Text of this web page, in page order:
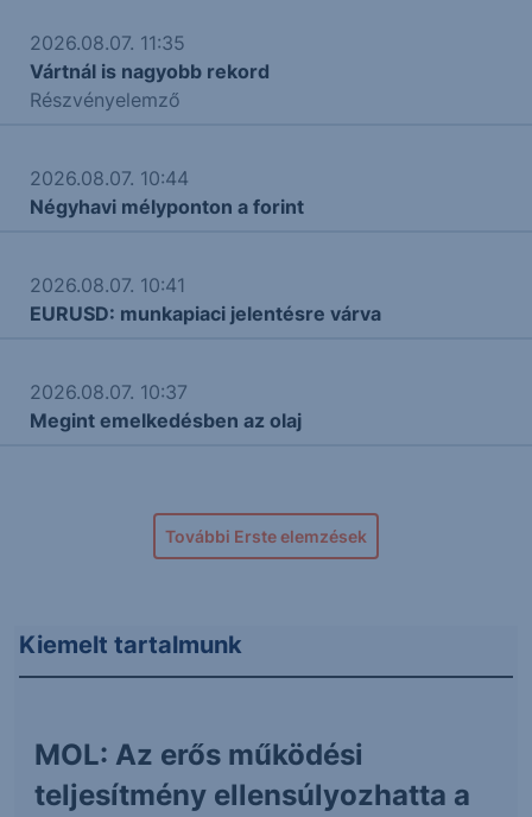
2026.08.07. 11:35
Vártnál is nagyobb rekord
Részvényelemző
2026.08.07. 10:44
Négyhavi mélyponton a forint
2026.08.07. 10:41
EURUSD: munkapiaci jelentésre várva
2026.08.07. 10:37
Megint emelkedésben az olaj
További Erste elemzések
Kiemelt tartalmunk
MOL: Az erős működési
teljesítmény ellensúlyozhatta a